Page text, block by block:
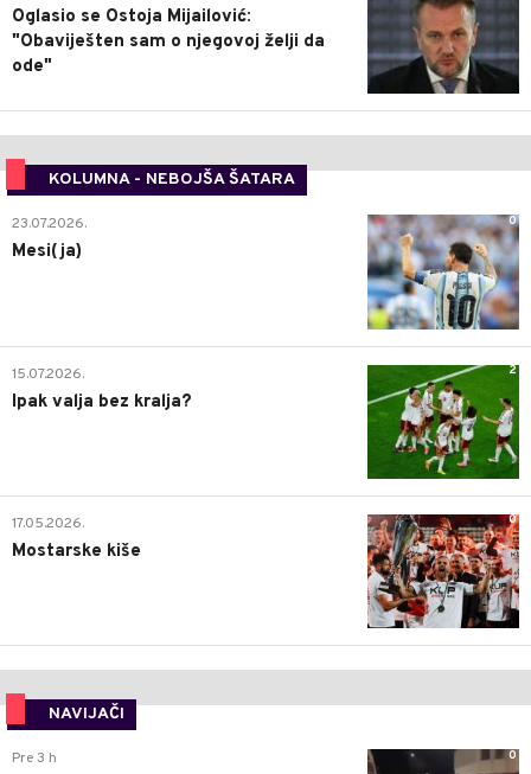
Oglasio se Ostoja Mijailović:
"Obaviješten sam o njegovoj želji da
ode"
KOLUMNA - NEBOJŠA ŠATARA
0
23.07.2026.
Mesi(ja)
2
15.07.2026.
Ipak valja bez kralja?
0
17.05.2026.
Mostarske kiše
NAVIJAČI
0
Pre 3 h